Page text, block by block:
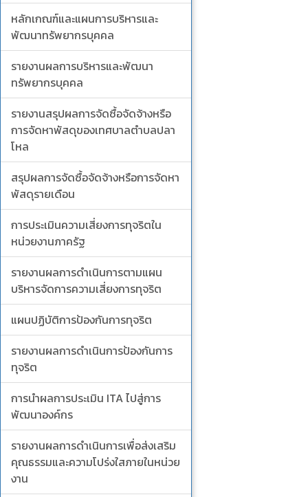
หลักเกณฑ์และแผนการบริหารและ
พัฒนาทรัพยากรบุคคล
รายงานผลการบริหารและพัฒนา
ทรัพยากรบุคคล
รายงานสรุปผลการจัดซื้อจัดจ้างหรือ
การจัดหาพัสดุของเทศบาลตำบลปลา
โหล
สรุปผลการจัดซื้อจัดจ้างหรือการจัดหา
พัสดุรายเดือน
การประเมินความเสี่ยงการทุจริตใน
หน่วยงานภาครัฐ
รายงานผลการดำเนินการตามแผน
บริหารจัดการความเสี่ยงการทุจริต
แผนปฏิบัติการป้องกันการทุจริต
รายงานผลการดำเนินการป้องกันการ
ทุจริต
การนำผลการประเมิน ITA ไปสู่การ
พัฒนาองค์กร
รายงานผลการดำเนินการเพื่อส่งเสริม
คุณธรรมและความโปร่งใสภายในหน่วย
งาน